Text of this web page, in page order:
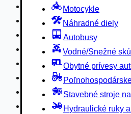
Motocykle
Náhradné diely
Autobusy
Vodné/Snežné
Obytné prívesy
Stavebné stroje
Hydraulické ruky
Vodné/Snežné skútre,
Obytné prívesy
Poľnohospodárske
Stavebné stroje
Hydraulické ruky
Vysokozdvižné vozíky
Špeciály/nosiče
Návesy/prívesy